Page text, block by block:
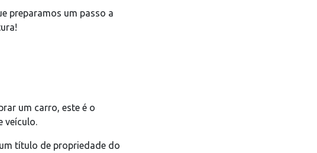
preparamos um passo a
um carro, este é o
veículo.
título de propriedade do